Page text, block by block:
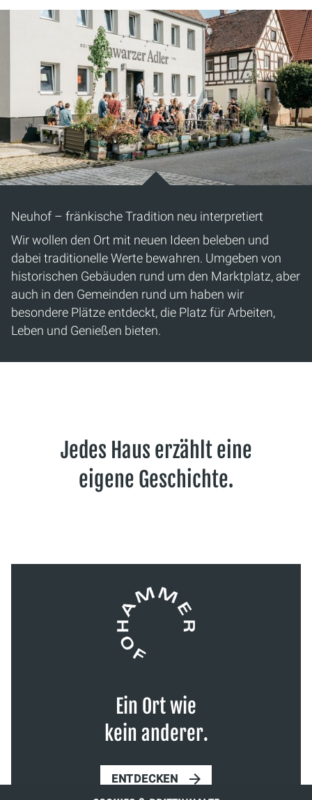
Neuhof – fränkische Tradition neu interpretiert
Wir wollen den Ort mit neuen Ideen beleben und
dabei traditionelle Werte bewahren. Umgeben von
historischen Gebäuden rund um den Marktplatz, aber
auch in den Gemeinden rund um haben wir
besondere Plätze entdeckt, die Platz für Arbeiten,
Leben und Genießen bieten.
Jedes Haus erzählt eine
eigene Geschichte.
Ein Ort wie
kein anderer.
ENTDECKEN